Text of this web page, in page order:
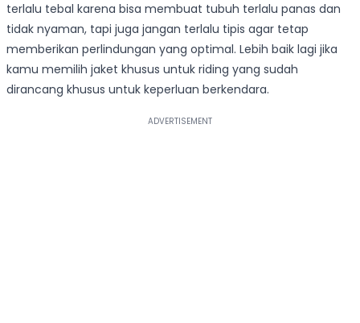
terlalu tebal karena bisa membuat tubuh terlalu panas dan
tidak nyaman, tapi juga jangan terlalu tipis agar tetap
memberikan perlindungan yang optimal. Lebih baik lagi jika
kamu memilih jaket khusus untuk riding yang sudah
dirancang khusus untuk keperluan berkendara.